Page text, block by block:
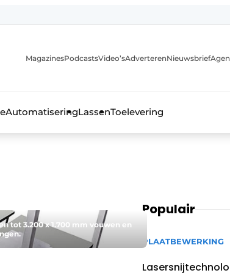
MagazinesPodcastsVideo’sAdverterenNieuwsbrief
AutomatiseringLassenToelevering
tot 3.200 x 1.700 mm vouwen en
Populair
PLAATBEWERKING